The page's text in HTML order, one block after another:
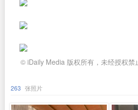
© iDaily Media 版权所有，未经授权禁
263 张照片